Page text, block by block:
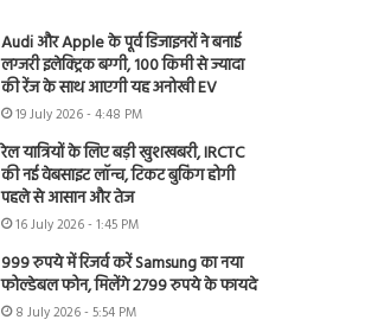
Audi और Apple के पूर्व डिजाइनरों ने बनाई
लग्जरी इलेक्ट्रिक बग्गी, 100 किमी से ज्यादा
की रेंज के साथ आएगी यह अनोखी EV
19 July 2026 - 4:48 PM
रेल यात्रियों के लिए बड़ी खुशखबरी, IRCTC
की नई वेबसाइट लॉन्च, टिकट बुकिंग होगी
पहले से आसान और तेज
16 July 2026 - 1:45 PM
999 रुपये में रिजर्व करें Samsung का नया
फोल्डेबल फोन, मिलेंगे 2799 रुपये के फायदे
8 July 2026 - 5:54 PM